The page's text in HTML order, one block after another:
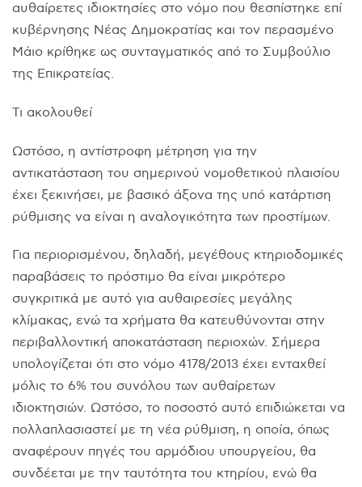
αυθαίρετες ιδιοκτησίες στο νόμο που θεσπίστηκε επί
κυβέρνησης Νέας Δημοκρατίας και τον περασμένο
Μάιο κρίθηκε ως συνταγματικός από το Συμβούλιο
της Επικρατείας.
Τι ακολουθεί
Ωστόσο, η αντίστροφη μέτρηση για την
αντικατάσταση του σημερινού νομοθετικού πλαισίου
έχει ξεκινήσει, με βασικό άξονα της υπό κατάρτιση
ρύθμισης να είναι η αναλογικότητα των προστίμων.
Για περιορισμένου, δηλαδή, μεγέθους κτηριοδομικές
παραβάσεις το πρόστιμο θα είναι μικρότερο
συγκριτικά με αυτό για αυθαιρεσίες μεγάλης
κλίμακας, ενώ τα χρήματα θα κατευθύνονται στην
περιβαλλοντική αποκατάσταση περιοχών. Σήμερα
υπολογίζεται ότι στο νόμο 4178/2013 έχει ενταχθεί
μόλις το 6% του συνόλου των αυθαίρετων
ιδιοκτησιών. Ωστόσο, το ποσοστό αυτό επιδιώκεται να
πολλαπλασιαστεί με τη νέα ρύθμιση, η οποία, όπως
αναφέρουν πηγές του αρμόδιου υπουργείου, θα
συνδέεται με την ταυτότητα του κτηρίου, ενώ θα